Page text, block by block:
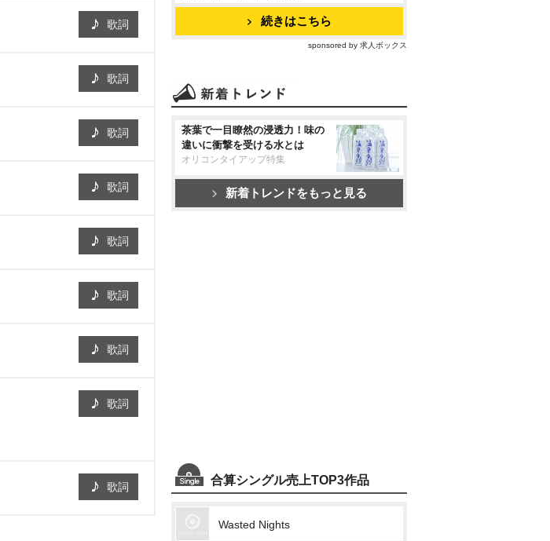
歌詞
歌詞
歌詞
歌詞
歌詞
歌詞
歌詞
歌詞
歌詞
続きはこちら
sponsored by 求人ボックス
茶葉で一目瞭然の浸透力！味の
違いに衝撃を受ける水とは
オリコンタイアップ特集
新着トレンドをもっと見る
合算シングル売上TOP3作品
Wasted Nights